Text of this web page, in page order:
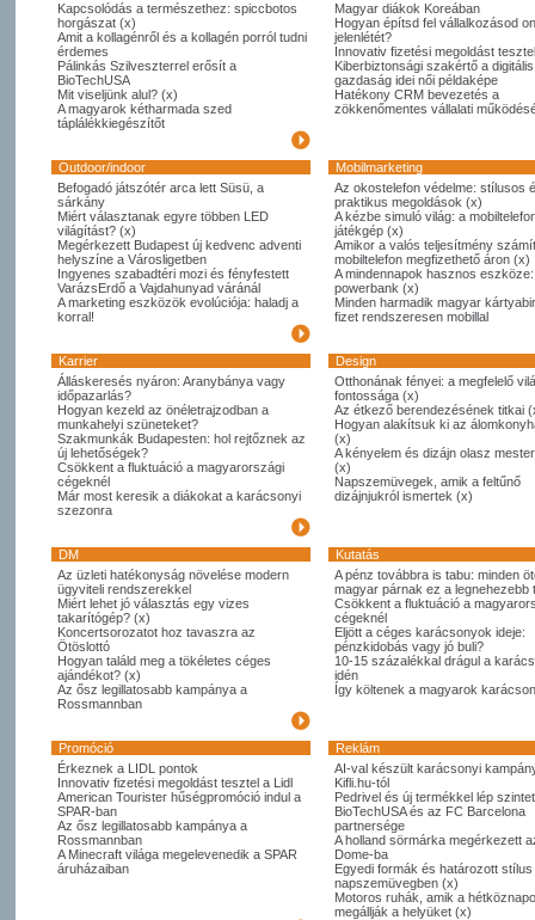
Kapcsolódás a természethez: spiccbotos
horgászat (x)
Amit a kollagénről és a kollagén porról tudni
érdemes
Pálinkás Szilveszterrel erősít a
BioTechUSA
Mit viseljünk alul? (x)
A magyarok kétharmada szed
táplálékkiegészítőt
Magyar diákok Koreában
Hogyan építsd fel vállalkozásod
jelenlétét?
Innovativ fizetési megoldást
Kiberbiztonsági szakértő a digitális
gazdaság idei női példaképe
Hatékony CRM bevezetés a
zökkenőmentes vállalati
Outdoor/indoor
Mobilmarketing
Befogadó játszótér arca lett Süsü, a
sárkány
Miért választanak egyre többen LED
világítást? (x)
Megérkezett Budapest új kedvenc adventi
helyszíne a Városligetben
Ingyenes szabadtéri mozi és fényfestett
VarázsErdő a Vajdahunyad váránál
A marketing eszközök evolúciója: haladj a
korral!
Az okostelefon védelme: stílusos
praktikus megoldások (x)
A kézbe simuló világ: a
játékgép (x)
Amikor a valós teljesítmény
mobiltelefon megfizethető áron (x)
A mindennapok hasznos
powerbank (x)
Minden harmadik magyar
fizet rendszeresen mobillal
Karrier
Design
Álláskeresés nyáron: Aranybánya vagy
időpazarlás?
Hogyan kezeld az önéletrajzodban a
munkahelyi szüneteket?
Szakmunkák Budapesten: hol rejtőznek az
új lehetőségek?
Csökkent a fluktuáció a magyarországi
cégeknél
Már most keresik a diákokat a karácsonyi
szezonra
Otthonának fényei: a megfelelő
fontossága (x)
Az étkező berendezésének titkai
Hogyan alakítsuk ki az
(x)
A kényelem és dizájn olasz
(x)
Napszemüvegek, amik a feltűnő
dizájnjukról ismertek (x)
DM
Kutatás
Az üzleti hatékonyság növelése modern
ügyviteli rendszerekkel
Miért lehet jó választás egy vizes
takarítógép? (x)
Koncertsorozatot hoz tavaszra az
Ötöslottó
Hogyan találd meg a tökéletes céges
ajándékot? (x)
Az ősz legillatosabb kampánya a
Rossmannban
A pénz továbbra is tabu: minden
magyar párnak ez a legnehezebb
Csökkent a fluktuáció a
cégeknél
Eljött a céges karácsonyok ideje:
pénzkidobás vagy jó buli?
10-15 százalékkal drágul a
idén
Így költenek a magyarok
Promóció
Reklám
Érkeznek a LIDL pontok
Innovativ fizetési megoldást tesztel a Lidl
American Tourister hűségpromóció indul a
SPAR-ban
Az ősz legillatosabb kampánya a
Rossmannban
A Minecraft világa megelevenedik a SPAR
áruházaiban
AI-val készült karácsonyi
Kifli.hu-tól
Pedrivel és új termékkel lép
BioTechUSA és az FC Barcelona
partnersége
A holland sörmárka megérkezett
Dome-ba
Egyedi formák és határozott
napszemüvegben (x)
Motoros ruhák, amik a
megállják a helyüket (x)